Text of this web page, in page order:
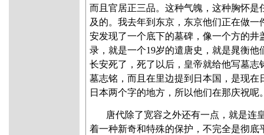
而且官居正三品。这种气魄，这种胸怀是
及的。我去年到东京，东京他们正在做一
安发现了一个底下的墓碑，像一个方的井
录，就是一个19岁的遣唐史，就是晁衡他
长安死了，死了以后，皇帝就给他写墓志
墓志铭，而且在里边提到日本国，是现在
日本两个字的地方，所以他们在那庆祝呢
唐代除了宽容之外还有一点，就是连
着一种新奇和特殊的保护，不完全是彻底